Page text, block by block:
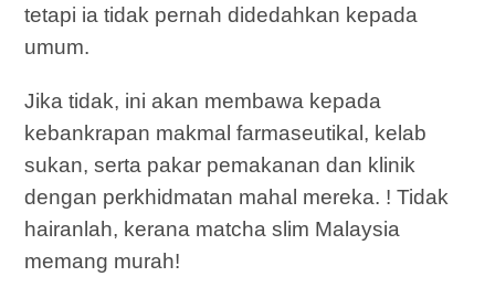
tetapi ia tidak pernah didedahkan kepada
umum.
Jika tidak, ini akan membawa kepada
kebankrapan makmal farmaseutikal, kelab
sukan, serta pakar pemakanan dan klinik
dengan perkhidmatan mahal mereka. ! Tidak
hairanlah, kerana matcha slim Malaysia
memang murah!